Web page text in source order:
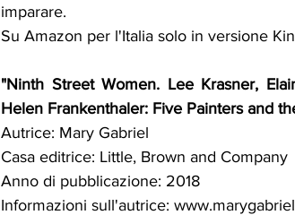
imparare.
Su Amazon per l'Italia solo in versione
"Ninth Street Women. Lee Krasner,
Helen Frankenthaler: Five Painters and
Autrice: Mary Gabriel
Casa editrice: Little, Brown and Company
Anno di pubblicazione: 2018
Informazioni sull'autrice: